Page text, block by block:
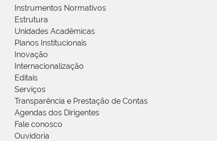
Instrumentos Normativos
Estrutura
Unidades Acadêmicas
Planos Institucionais
Inovação
Internacionalização
Editais
Serviços
Transparência e Prestação de Contas
Agendas dos Dirigentes
Fale conosco
Ouvidoria